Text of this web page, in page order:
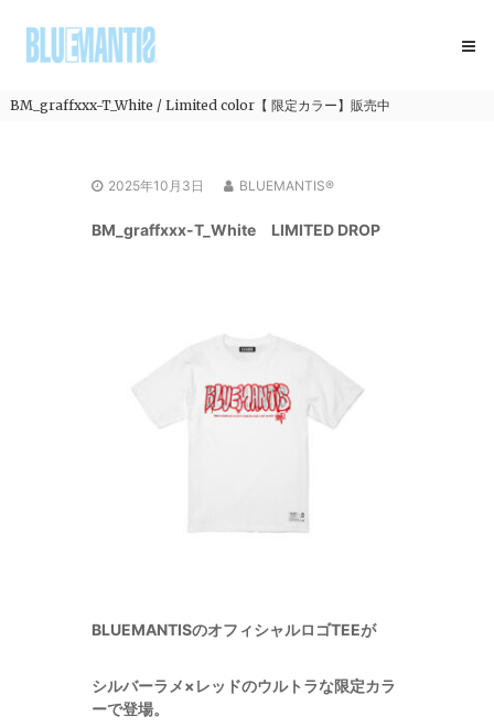
ツ
BLUEMANTIS
BM_graffxxx-T_White / Limited color【 限定カラー】販売中
2025年10月3日 BLUEMANTIS®
BM_graffxxx-T_White LIMITED DROP
BLUEMANTISのオフィシャルロゴTEEが
シルバーラメ×レッドのウルトラな限定カラ
ーで登場。